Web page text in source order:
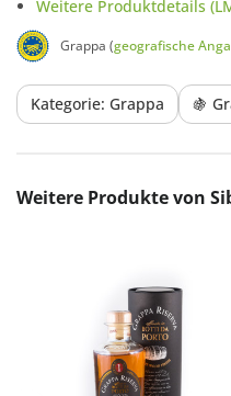
Weitere Produktdetails
Grappa (geografische
Kategorie: Grappa 🍇
Produktgalerie überspringen
Weitere Produkte von